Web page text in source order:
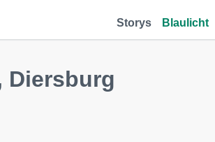
Storys Blaulicht
Diersburg